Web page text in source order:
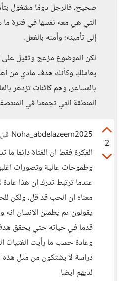
صحيح، فالرجل دومًا مشغول
التي هي معه نفسها في فترة
إلى تأمينه؛ وأمنه بالفعل.
لكن الموضوع مزعج وثقيل على
يعاملكِ وكأنك هدف مادي من
بالمشاعر، وهم كائنات تزدهر
المنطقة التي تجمعنا في
2
Noha_abdelazeem2025
الفكرة فقط ان الفتاة دائما ما
وطموحات عالية وتصورات
عندما ترتبط تدرك ان هذا
معناه ان الحب قد قل، ولكن
يقولون ثم يطمئن الانسان
قدما في حياته حتي يحقق
وعادة حسب ما رأيت الفتيات
دراسة لا يشتكون من مثل
لديهم ايضا